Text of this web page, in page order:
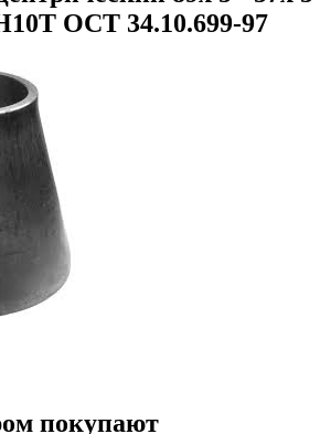
ОСТ 34.10.699-97
покупают